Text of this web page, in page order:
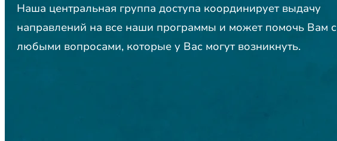
Наша центральная группа доступа координирует выдачу
направлений на все наши программы и может помочь Вам с
любыми вопросами, которые у Вас могут возникнуть.